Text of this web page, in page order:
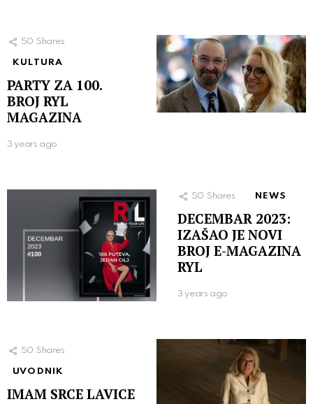
50 Shares
KULTURA
PARTY ZA 100.
BROJ RYL
MAGAZINA
3 years ago
50 Shares NEWS
DECEMBAR 2023:
IZAŠAO JE NOVI
BROJ E-MAGAZINA
RYL
3 years ago
50 Shares
UVODNIK
IMAM SRCE LAVICE